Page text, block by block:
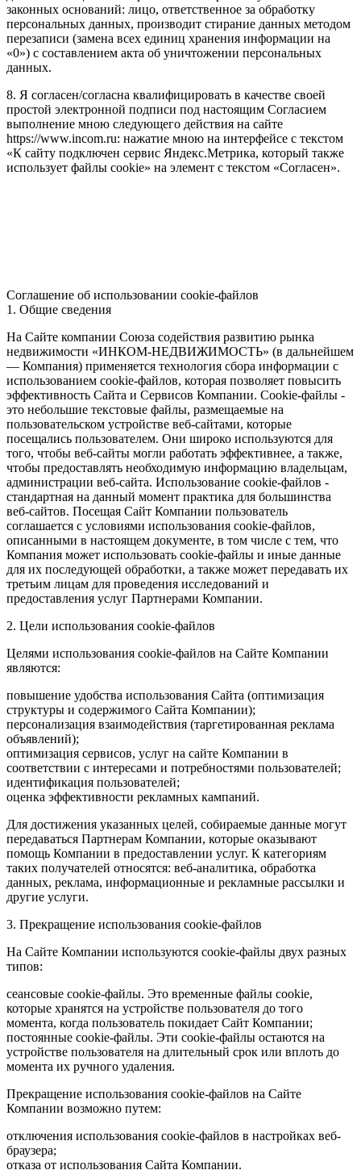
законных оснований: лицо, ответственное за обработку
персональных данных, производит стирание данных методом
перезаписи (замена всех единиц хранения информации на
«0») с составлением акта об уничтожении персональных
данных.
8. Я согласен/согласна квалифицировать в качестве своей
простой электронной подписи под настоящим Согласием
выполнение мною следующего действия на сайте
https://www.incom.ru: нажатие мною на интерфейсе с текстом
«К сайту подключен сервис Яндекс.Метрика, который также
использует файлы cookie» на элемент с текстом «Согласен».
Соглашение об использовании cookie-файлов
1. Общие сведения
На Сайте компании Союза содействия развитию рынка
недвижимости «ИНКОМ-НЕДВИЖИМОСТЬ» (в дальнейшем
— Компания) применяется технология сбора информации с
использованием cookie-файлов, которая позволяет повысить
эффективность Сайта и Сервисов Компании. Сookie-файлы -
это небольшие текстовые файлы, размещаемые на
пользовательском устройстве веб-сайтами, которые
посещались пользователем. Они широко используются для
того, чтобы веб-сайты могли работать эффективнее, а также,
чтобы предоставлять необходимую информацию владельцам,
администрации веб-сайта. Использование cookie-файлов -
стандартная на данный момент практика для большинства
веб-сайтов. Посещая Сайт Компании пользователь
соглашается с условиями использования cookie-файлов,
описанными в настоящем документе, в том числе с тем, что
Компания может использовать cookie-файлы и иные данные
для их последующей обработки, а также может передавать их
третьим лицам для проведения исследований и
предоставления услуг Партнерами Компании.
2. Цели использования cookie-файлов
Целями использования cookie-файлов на Сайте Компании
являются:
повышение удобства использования Сайта (оптимизация
структуры и содержимого Сайта Компании);
персонализация взаимодействия (таргетированная реклама
объявлений);
оптимизация сервисов, услуг на сайте Компании в
соответствии с интересами и потребностями пользователей;
идентификация пользователей;
оценка эффективности рекламных кампаний.
Для достижения указанных целей, собираемые данные могут
передаваться Партнерам Компании, которые оказывают
помощь Компании в предоставлении услуг. К категориям
таких получателей относятся: веб-аналитика, обработка
данных, реклама, информационные и рекламные рассылки и
другие услуги.
3. Прекращение использования cookie-файлов
На Сайте Компании используются cookie-файлы двух разных
типов:
сеансовые cookie-файлы. Это временные файлы cookie,
которые хранятся на устройстве пользователя до того
момента, когда пользователь покидает Сайт Компании;
постоянные cookie-файлы. Эти cookie-файлы остаются на
устройстве пользователя на длительный срок или вплоть до
момента их ручного удаления.
Прекращение использования cookie-файлов на Сайте
Компании возможно путем:
отключения использования cookie-файлов в настройках веб-
браузера;
отказа от использования Сайта Компании.